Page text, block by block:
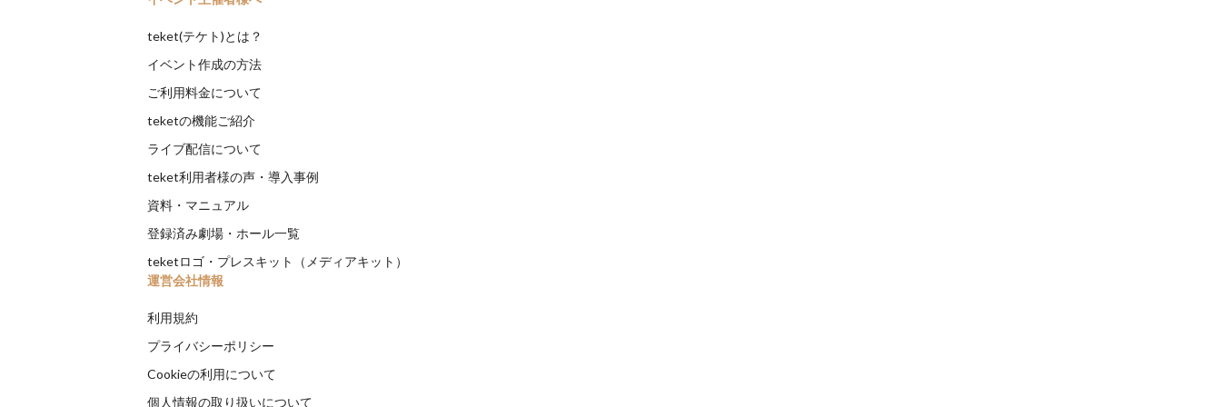
teket(テケト)とは？
イベント作成の方法
ご利用料金について
teketの機能ご紹介
ライブ配信について
teket利用者様の声・導入事例
資料・マニュアル
登録済み劇場・ホール一覧
teketロゴ・プレスキット（メディアキット）
運営会社情報
利用規約
プライバシーポリシー
Cookieの利用について
個人情報の取り扱いについて